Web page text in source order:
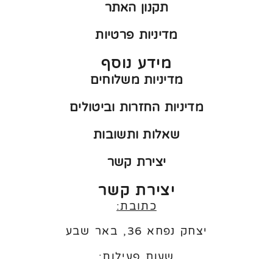
תקנון האתר
מדיניות פרטיות
מידע נוסף
מדיניות משלוחים
מדיניות החזרות וביטולים
שאלות ותשובות
יצירת קשר
יצירת קשר
כתובת:
יצחק נפחא 36, באר שבע